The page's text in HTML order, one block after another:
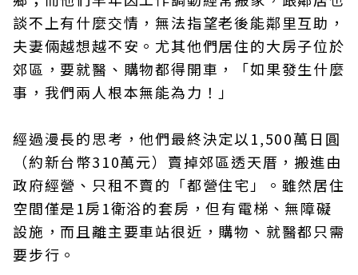
談不上有什麼交情，無法指望老後能鄰里互助，
夫妻倆越想越不安。尤其他們居住的大房子位於
郊區，要就醫、購物都得開車，「如果發生什麼
事，我們兩人根本無能為力！」
經過漫長的思考，他們最終決定以1,500萬日圓
（約新台幣310萬元）賣掉郊區透天厝，搬進由
政府經營、只租不賣的「都營住宅」。雖然居住
空間僅是1房1衛浴的套房，但有電梯、無障礙
設施，而且離主要車站很近，購物、就醫都只需
要步行。